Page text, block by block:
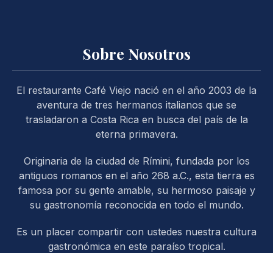
Sobre Nosotros
El restaurante Café Viejo nació en el año 2003 de la
aventura de tres hermanos italianos que se
trasladaron a Costa Rica en busca del país de la
eterna primavera.
Originaria de la ciudad de Rímini, fundada por los
antiguos romanos en el año 268 a.C., esta tierra es
famosa por su gente amable, su hermoso paisaje y
su gastronomía reconocida en todo el mundo.
Es un placer compartir con ustedes nuestra cultura
gastronómica en este paraíso tropical.